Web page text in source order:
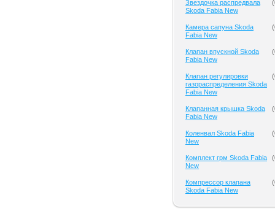
Звездочка распредвала
Skoda Fabia New
(
Камера сапуна Skoda
Fabia New
(
Клапан впускной Skoda
Fabia New
(
Клапан регулировки
газораспределения Skoda
Fabia New
(
Клапанная крышка Skoda
Fabia New
(
Коленвал Skoda Fabia
New
(
Комплект грм Skoda Fabia
New
(
Компрессор клапана
Skoda Fabia New
(